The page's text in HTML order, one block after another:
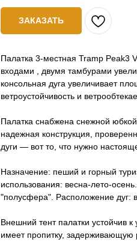
ЗАКАЗАТЬ
Палатка 3-местная Tramp Peak3
входами , двумя тамбурами
консольная дуга увеличивает
ветроустойчивость и
Палатка снабжена снежной
надежная конструкция,
дуги — вот то, что нужно
Назначение: пеший и горный
использования: весна-лето-
"полусфера". Расположение дуг:
Внешний тент палатки устойчив
имеет пропитку, задерживающую